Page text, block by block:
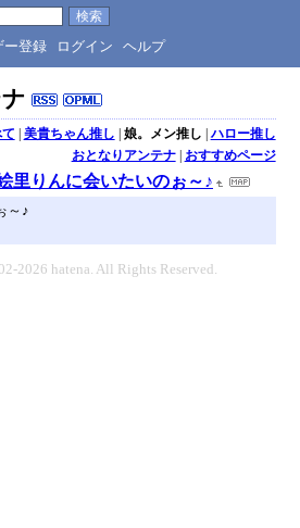
ー登録 ログイン ヘルプ
ナ
| 美貴ちゃん推し | 娘。メン推し |ハロー推し
おとなりアンテナ| おすすめページ
里りんに会いたいのぉ～♪
～♪
2026 hatena. All Rights Reserved.